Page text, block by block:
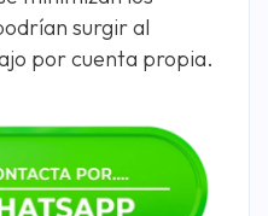
surgir al
por cuenta propia.